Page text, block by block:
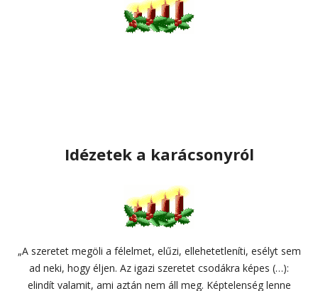
Idézetek a karácsonyról
„A szeretet megöli a félelmet, elűzi, ellehetetleníti, esélyt sem
ad neki, hogy éljen. Az igazi szeretet csodákra képes (…):
elindít valamit, ami aztán nem áll meg. Képtelenség lenne